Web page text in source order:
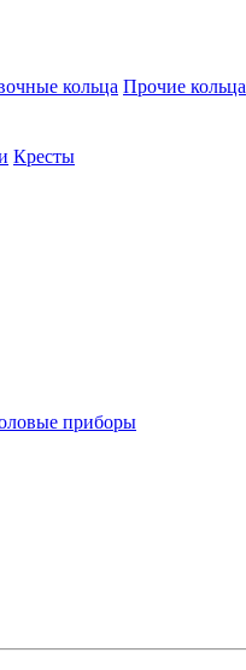
кольца Прочие кольца
Кресты
приборы